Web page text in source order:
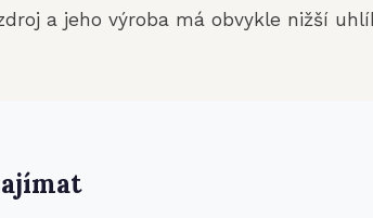
a jeho výroba má obvykle nižší